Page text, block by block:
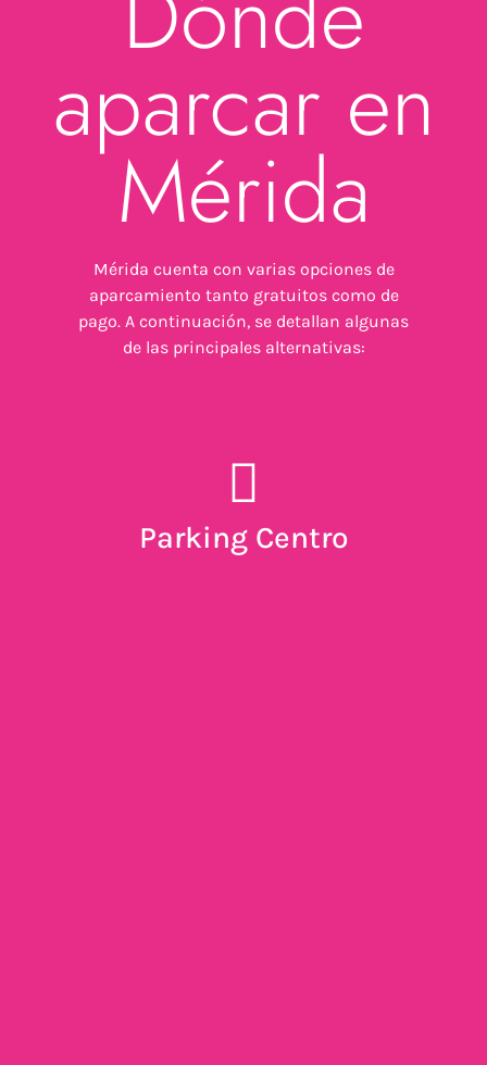
aparcar en
Mérida
Mérida cuenta con varias opciones de
aparcamiento tanto gratuitos como de
pago. A continuación, se detallan algunas
de las principales alternativas:
Parking Centro